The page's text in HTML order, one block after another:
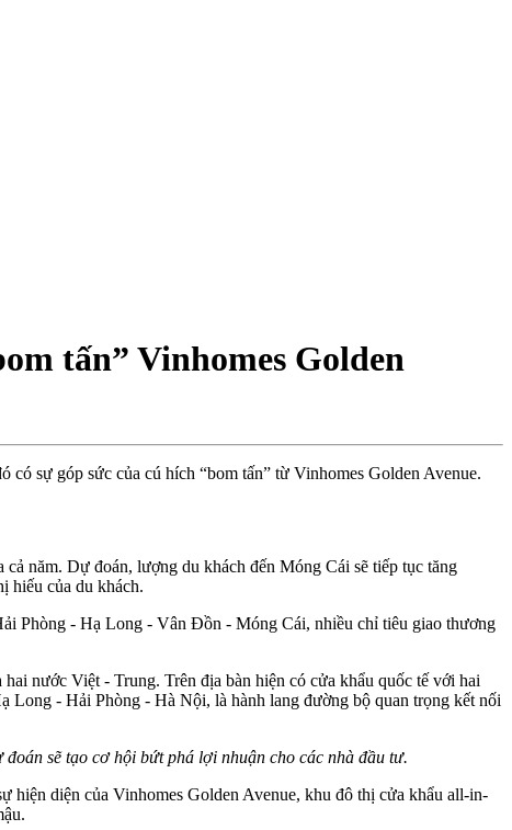
tấn” Vinhomes Golden
sự góp sức của cú hích “bom tấn” từ Vinhomes Golden Avenue.
năm. Dự đoán, lượng du khách đến Móng Cái sẽ tiếp tục tăng
hiếu của du khách.
Phòng - Hạ Long - Vân Đồn - Móng Cái, nhiều chỉ tiêu giao thương
nước Việt - Trung. Trên địa bàn hiện có cửa khẩu quốc tế với hai
- Hải Phòng - Hà Nội, là hành lang đường bộ quan trọng kết nối
sẽ tạo cơ hội bứt phá lợi nhuận cho các nhà đầu tư.
hiện diện của Vinhomes Golden Avenue, khu đô thị cửa khẩu all-in-